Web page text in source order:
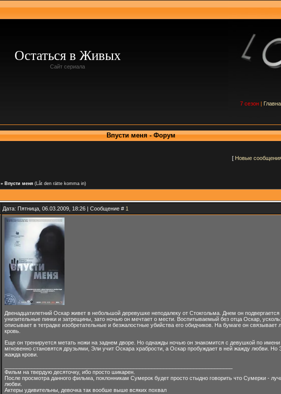
Остаться в Живых
Сайт сериала
7 сезон |
Впусти меня - Форум
[ Новые
» Впусти меня (Låt den rätte komma in)
Дата: Пятница, 06.03.2009, 18:26 | Сообщение # 1
Двенадцатилетний Оскар живет в небольшой деревушке неподалеку от Стокгольма. Днем он
унизительные пинки и затрещины, зато ночью он мечтает о мести. Воспитываемый без отца Оскар,
описывает в тетрадке изобретательные и безжалостные убийства его обидчиков. На бумаге он
кровь.
Еще он тренируется метать ножи на заднем дворе. Но однажды ночью он знакомится с девушкой по
мгновенно становятся друзьями, Эли учит Оскара храбрости, а Оскар пробуждает в ней жажду любви.
жажда крови.
Фильм на твердую десяточку, ибо просто шикарен.
После просмотра данного фильма, поклонникам Сумерок будет просто стыдно говорить что Сумерки -
любви.
Актеры удивительны, девочка так вообше выше всяких похвал